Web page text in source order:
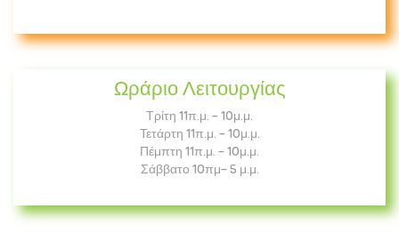
Ωράριο Λειτουργίας
Τρίτη 11π.μ. - 10μ.μ.
Τετάρτη 11π.μ. - 10μ.μ.
Πέμπτη 11π.μ. - 10μ.μ.
Σάββατο 10πμ- 5 μ.μ.